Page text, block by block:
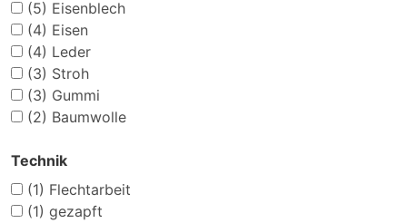
(5) Eisenblech
(4) Eisen
(4) Leder
(3) Stroh
(3) Gummi
(2) Baumwolle
Technik
(1) Flechtarbeit
(1) gezapft